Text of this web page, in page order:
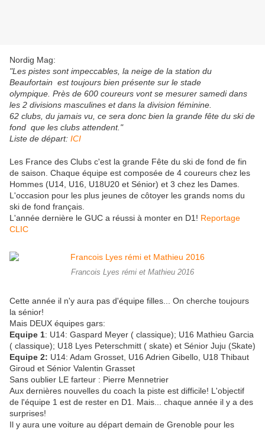
Nordig Mag:
"Les pistes sont impeccables, la neige de la station du
Beaufortain est toujours bien présente sur le stade
olympique. Près de 600 coureurs vont se mesurer samedi dans
les 2 divisions masculines et dans la division féminine.
62 clubs, du jamais vu, ce sera donc bien la grande fête du ski de
fond que les clubs attendent."
Liste de départ: ICI
Les France des Clubs c'est la grande Fête du ski de fond de fin
de saison. Chaque équipe est composée de 4 coureurs chez les
Hommes (U14, U16, U18U20 et Sénior) et 3 chez les Dames.
L'occasion pour les plus jeunes de côtoyer les grands noms du
ski de fond français.
L'année dernière le GUC a réussi à monter en D1! Reportage
CLIC
Francois Lyes rémi et Mathieu 2016
Cette année il n'y aura pas d'équipe filles... On cherche toujours
la sénior!
Mais DEUX équipes gars:
Equipe 1: U14: Gaspard Meyer ( classique); U16 Mathieu Garcia
( classique); U18 Lyes Peterschmitt ( skate) et Sénior Juju (Skate)
Equipe 2: U14: Adam Grosset, U16 Adrien Gibello, U18 Thibaut
Giroud et Sénior Valentin Grasset
Sans oublier LE farteur : Pierre Mennetrier
Aux dernières nouvelles du coach la piste est difficile! L'objectif
de l'équipe 1 est de rester en D1. Mais... chaque année il y a des
surprises!
Il y aura une voiture au départ demain de Grenoble pour les